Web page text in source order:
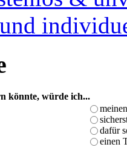
und
könnte, würde ich...
dafür
einen